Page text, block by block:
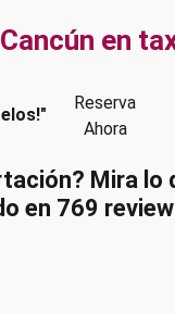
en
Reserva
Ahora
Mira lo
en 769